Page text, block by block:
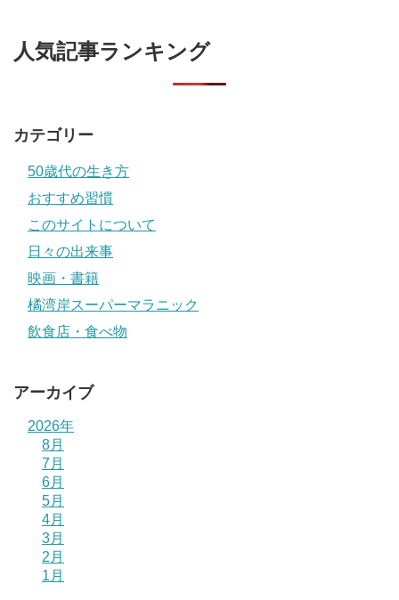
人気記事ランキング
カテゴリー
50歳代の生き方
おすすめ習慣
このサイトについて
日々の出来事
映画・書籍
橘湾岸スーパーマラニック
飲食店・食べ物
アーカイブ
2026年
8月
7月
6月
5月
4月
3月
2月
1月